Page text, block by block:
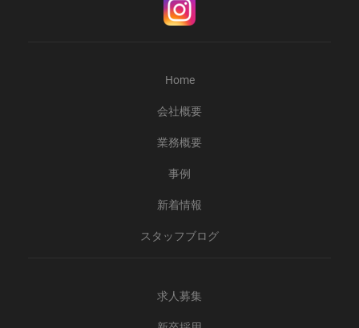
Home
会社概要
業務概要
事例
新着情報
スタッフブログ
求人募集